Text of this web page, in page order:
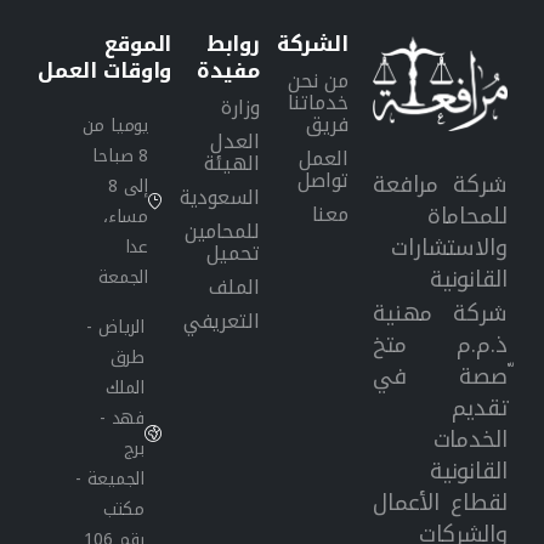
شركة مرافعة
للمحاماة
والاستشارات
القانونية
شركة مهنية
ذ.م.م متخ
ّصصة في
تقديم
الخدمات
القانونية
لقطاع الأعمال
والشركات
الشركة
من نحن
خدماتنا
فريق
العمل
تواصل
معنا
روابط
مفيدة
وزارة
العدل
الهيئة
السعودية
للمحامين
تحميل
الملف
التعريفي
الموقع
واوقات العمل
يوميا من
8 صباحا
إلى 8
مساء،
عدا
الجمعة
الرياض -
طرق
الملك
فهد -
برج
الجميعة -
مكتب